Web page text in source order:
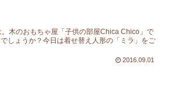
木のおもちゃ屋「子供の部屋Chica Chico」で
しょうか？今日は着せ替え人形の「ミラ」をご
2016.09.01